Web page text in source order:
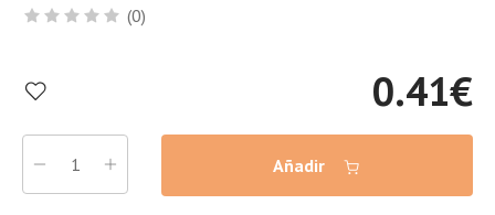
(0)
0.41€
Añadir